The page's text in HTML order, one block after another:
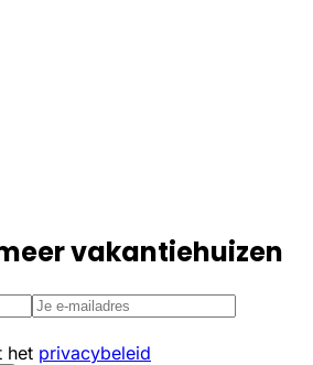
vakantiehuizen
het privacybeleid